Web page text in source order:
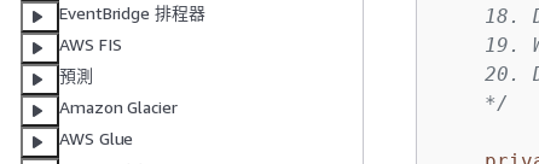
EventBridge 排程器
AWS FIS
預測
Amazon Glacier
AWS Glue
18.
19.
20.
    */